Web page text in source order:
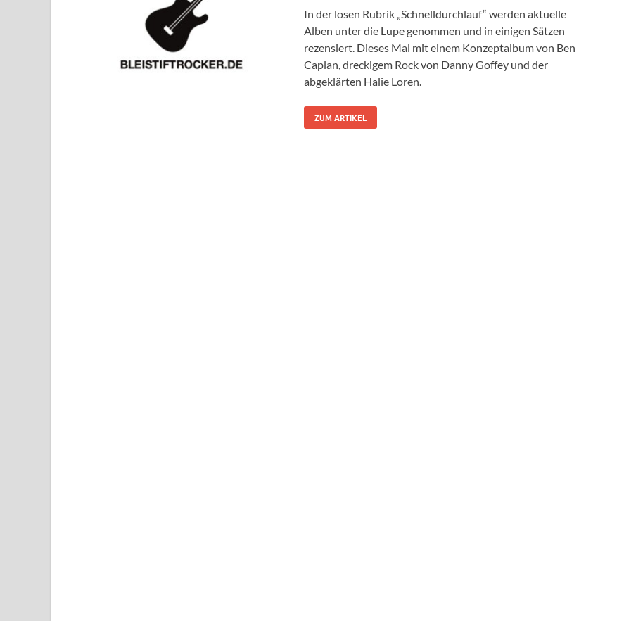
In der losen Rubrik „Schnelldurchlauf“ werden aktuelle
Alben unter die Lupe genommen und in einigen Sätzen
rezensiert. Dieses Mal mit einem Konzeptalbum von Ben
Caplan, dreckigem Rock von Danny Goffey und der
abgeklärten Halie Loren.
ZUM ARTIKEL